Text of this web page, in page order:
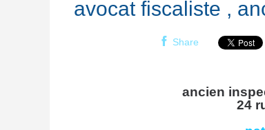
avocat fiscaliste ,
Share
ancien
24